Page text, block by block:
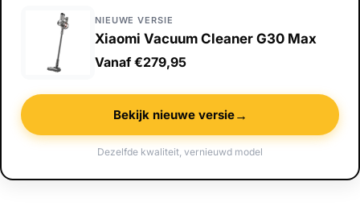
NIEUWE VERSIE
Xiaomi Vacuum Cleaner G30 Max
Vanaf €279,95
Bekijk nieuwe versie→
Dezelfde kwaliteit, vernieuwd model